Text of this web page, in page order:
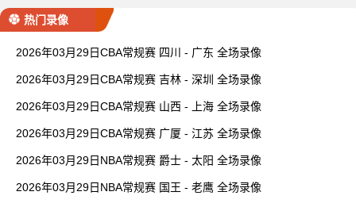
热门录像
2026年03月29日CBA常规赛 四川 - 广东 全场录像
2026年03月29日CBA常规赛 吉林 - 深圳 全场录像
2026年03月29日CBA常规赛 山西 - 上海 全场录像
2026年03月29日CBA常规赛 广厦 - 江苏 全场录像
2026年03月29日NBA常规赛 爵士 - 太阳 全场录像
2026年03月29日NBA常规赛 国王 - 老鹰 全场录像